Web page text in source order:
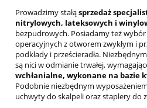
Prowadzimy stałąsprzedaż
nitrylowych, lateksowych i
bezpudrowych. Posiadamy też wybór
operacyjnych z otworem zwykłym i
podkłady i prześcieradła.
są nici w odmianie trwałej,
wchłanialne, wykonane na bazie
Podobnie niezbędnym
uchwyty do skalpeli oraz staplery do